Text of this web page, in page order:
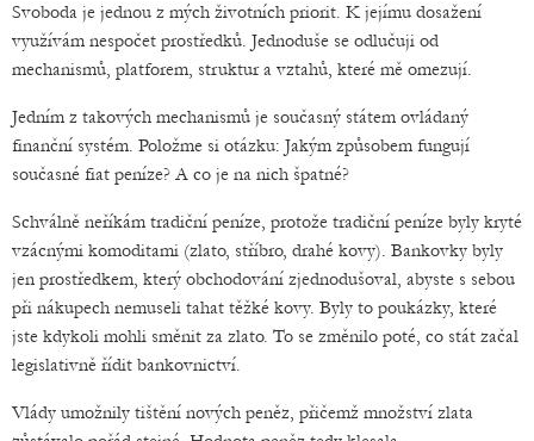
Svoboda je jednou z mých životních priorit. K jejímu dosažení
využívám nespočet prostředků. Jednoduše se odlučuji od
mechanismů, platforem, struktur a vztahů, které mě omezují.
Jedním z takových mechanismů je současný státem ovládaný
finanční systém. Položme si otázku: Jakým způsobem fungují
současné fiat peníze? A co je na nich špatné?
Schválně neříkám tradiční peníze, protože tradiční peníze byly kryté
vzácnými komoditami (zlato, stříbro, drahé kovy). Bankovky byly
jen prostředkem, který obchodování zjednodušoval, abyste s sebou
při nákupech nemuseli tahat těžké kovy. Byly to poukázky, které
jste kdykoli mohli směnit za zlato. To se změnilo poté, co stát začal
legislativně řídit bankovnictví.
Vlády umožnily tištění nových peněz, přičemž množství zlata